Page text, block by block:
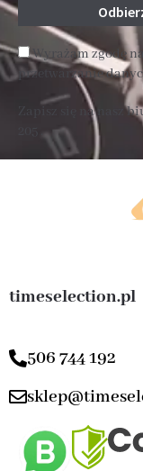
Wyrażam zgodę
przetwarzanie
Zapisz się na nasz
timeselection.pl
506 744 192